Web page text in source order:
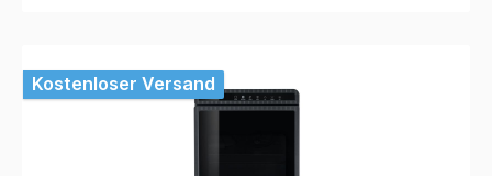
Kostenloser Versand